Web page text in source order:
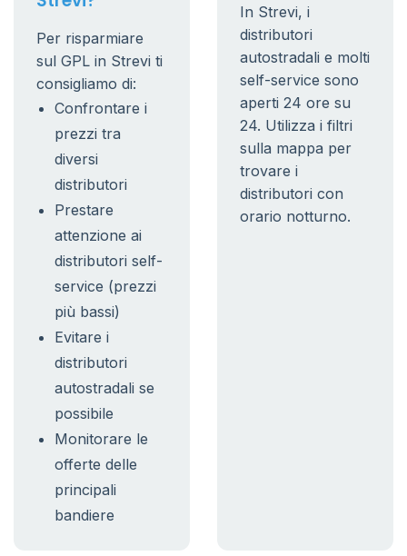
Per risparmiare
sul GPL in Strevi ti
consigliamo di:
Confrontare i
prezzi tra
diversi
distributori
Prestare
attenzione ai
distributori self-
service (prezzi
più bassi)
Evitare i
distributori
autostradali se
possibile
Monitorare le
offerte delle
principali
bandiere
In Strevi, i
distributori
autostradali e molti
self-service sono
aperti 24 ore su
24. Utilizza i filtri
sulla mappa per
trovare i
distributori con
orario notturno.